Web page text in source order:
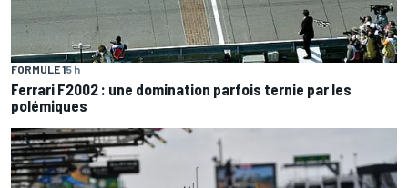
FORMULE 15 h
Ferrari F2002 : une domination parfois ternie par les
polémiques